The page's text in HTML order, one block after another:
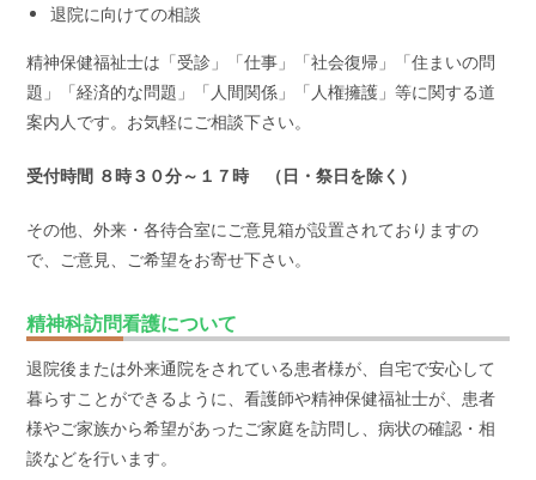
退院に向けての相談
精神保健福祉士は「受診」「仕事」「社会復帰」「住まいの問
題」「経済的な問題」「人間関係」「人権擁護」等に関する道
案内人です。お気軽にご相談下さい。
受付時間 ８時３０分～１７時 （日・祭日を除く）
その他、外来・各待合室にご意見箱が設置されておりますの
で、ご意見、ご希望をお寄せ下さい。
精神科訪問看護について
退院後または外来通院をされている患者様が、自宅で安心して
暮らすことができるように、看護師や精神保健福祉士が、患者
様やご家族から希望があったご家庭を訪問し、病状の確認・相
談などを行います。